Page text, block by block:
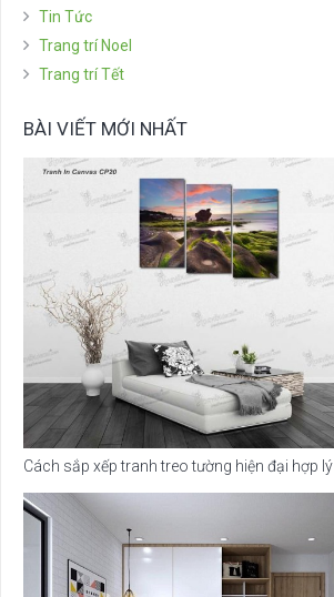
Tin Tức
Trang trí Noel
Trang trí Tết
BÀI VIẾT MỚI NHẤT
Cách sắp xếp tranh treo tường hiện đại hợp lý